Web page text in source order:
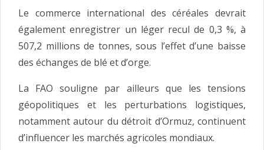
Le commerce international des céréales devrait
également enregistrer un léger recul de 0,3 %, à
507,2 millions de tonnes, sous l’effet d’une baisse
des échanges de blé et d’orge.
La FAO souligne par ailleurs que les tensions
géopolitiques et les perturbations logistiques,
notamment autour du détroit d’Ormuz, continuent
d’influencer les marchés agricoles mondiaux.